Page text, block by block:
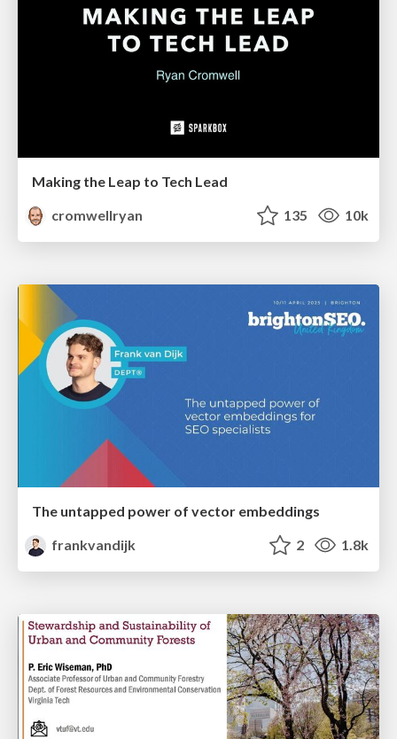
Making the Leap to Tech Lead
cromwellryan
135 10k
The untapped power of vector embeddings
frankvandijk
2 1.8k